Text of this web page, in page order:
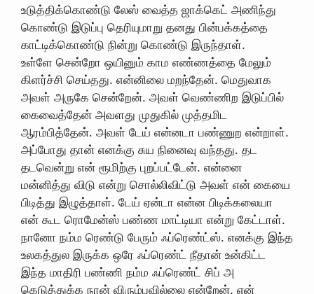
உடுத்திக்கொண்டு லேஸ் வைத்த ஜாக்கெட் அணிந்து
கொண்டு இடுப்பு தெரியுமாறு தனது பின்பக்கத்தை
காட்டிக்கொண்டு நின்று கொண்டு இருந்தாள்.
உள்ளே சென்றோ ஒயினும் காம எண்ணத்தை மேலும்
கிளர்ச்சி செய்தது. என்னிலை மறந்தேன். மெதுவாக
அவள் அருகே சென்றேன். அவள் வெண்ணிற இடுப்பில்
கைவைத்தேன் அவளது முதுகில் முத்தமிட
ஆரம்பித்தேன். அவள் டேய் என்னடா பண்ணுற என்றாள்.
அப்போது தான் எனக்கு சுய நினைவு வந்தது. தட‌
தடவென்று என் ரூமிற்கு புறப்பட்டேன். என்னை
மன்னித்து விடு என்று சொல்லிவிட்டு அவள் என் கையை
பிடித்து இழுத்தாள். டேய் ஏன்டா என்ன பிடிக்கலையா
என் கூட ரொமேன்ஸ் பண்ண மாட்டியா என்று கேட்டாள்.
நானோ நம்ம ரெண்டு பேரும் ஃப்ரெண்ட்ஸ். எனக்கு இந்த
உலகத்துல இருக்க ஒரே ஃப்ரெண்ட் நீதான் உன்கிட்ட
இந்த மாதிரி பண்ணி நம்ம ஃப்ரெண்ட் சிப் அ
கெடுத்துக்க நான் விரும்பவில்லை என்றேன். என்